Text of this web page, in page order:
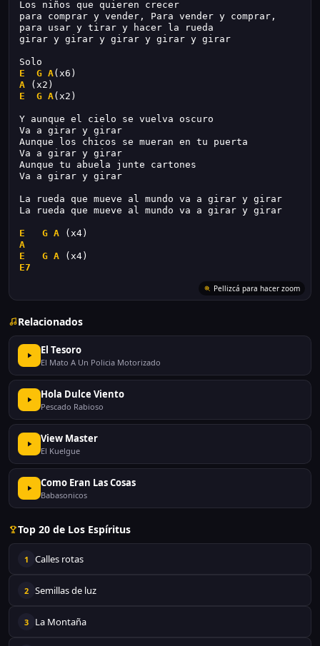
Los niños que quieren crecer
para comprar y vender, Para vender y comprar,
para usar y tirar y hacer la rueda
girar y girar y girar y girar y girar
Solo
E
G A(x6)
A (x2)
E
G A(x2)
Y aunque el cielo se vuelva oscuro
Va a girar y girar
Aunque los chicos se mueran en tu puerta
Va a girar y girar
Aunque tu abuela junte cartones
Va a girar y girar
La rueda que mueve al mundo va a girar y girar
La rueda que mueve al mundo va a girar y girar
E G A (x4)
A
E
G A (x4)
E7
Pellizcá para hacer zoom
Relacionados
El Tesoro
El Mato A Un Policia Motorizado
Hola Dulce Viento
Pescado Rabioso
View Master
El Kuelgue
Como Eran Las Cosas
Babasonicos
Top 20 de Los Espíritus
1 Calles rotas
2 Semillas de luz
3 La Montaña